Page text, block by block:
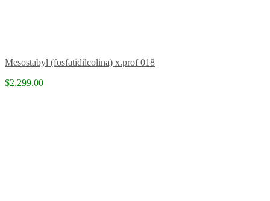
Mesostabyl (fosfatidilcolina) x.prof 018
$2,299.00